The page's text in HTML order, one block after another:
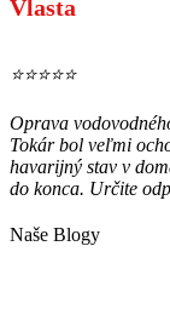
Vlasta
⭐⭐⭐⭐⭐
Oprava
Tokár bol veľmi
havarijný stav v
do konca. Určite
Naše Blogy